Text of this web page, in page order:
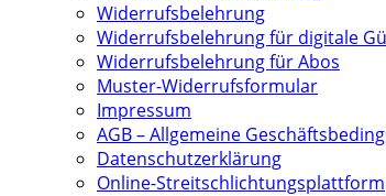
Widerrufsbelehrung
Widerrufsbelehrung für digitale
Widerrufsbelehrung für Abos
Muster-Widerrufsformular
Impressum
AGB – Allgemeine
Datenschutzerklärung
Online-Streitschlichtungsplattform